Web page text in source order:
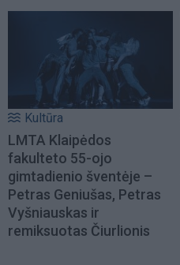
Kultūra
LMTA Klaipėdos
fakulteto 55-ojo
gimtadienio šventėje –
Petras Geniušas, Petras
Vyšniauskas ir
remiksuotas Čiurlionis